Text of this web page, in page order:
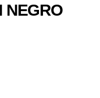
NEGRO